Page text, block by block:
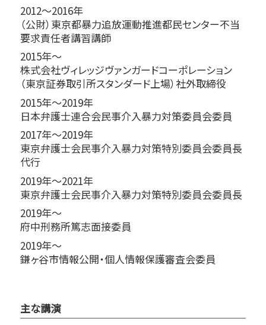
2012～2016年
（公財）東京都暴力追放運動推進都民センター不当
要求責任者講習講師
2015年～
株式会社ヴィレッジヴァンガードコーポレーション
（東京証券取引所スタンダード上場）社外取締役
2015年～2019年
日本弁護士連合会民事介入暴力対策委員会委員
2017年～2019年
東京弁護士会民事介入暴力対策特別委員会委員長
代行
2019年～2021年
東京弁護士会民事介入暴力対策特別委員会委員長
2019年～
府中刑務所篤志面接委員
2019年～
鎌ヶ谷市情報公開・個人情報保護審査会委員
主な講演